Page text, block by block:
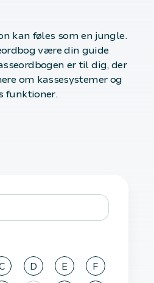
kan føles som en jungle.
være din guide
er til dig, der
om kassesystemer og
funktioner.
D E
F